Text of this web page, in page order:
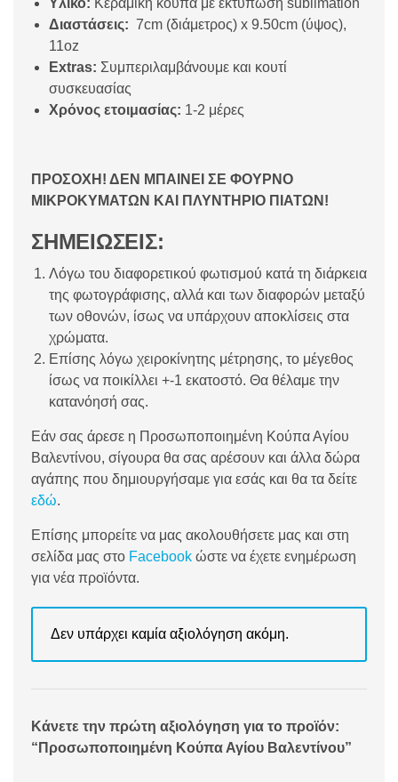
Υλικό: Κεραμική κούπα με εκτύπωση sublimation
Διαστάσεις: 7cm (διάμετρος) x 9.50cm (ύψος),
11oz
Extras: Συμπεριλαμβάνουμε και κουτί
συσκευασίας
Χρόνος ετοιμασίας: 1-2 μέρες
ΠΡΟΣΟΧΗ! ΔΕΝ ΜΠΑΙΝΕΙ ΣΕ ΦΟΥΡΝΟ
ΜΙΚΡΟΚΥΜΑΤΩΝ ΚΑΙ ΠΛΥΝΤΗΡΙΟ ΠΙΑΤΩΝ!
ΣΗΜΕΙΩΣΕΙΣ:
Λόγω του διαφορετικού φωτισμού κατά τη διάρκεια
της φωτογράφισης, αλλά και των διαφορών μεταξύ
των οθονών, ίσως να υπάρχουν αποκλίσεις στα
χρώματα.
Επίσης λόγω χειροκίνητης μέτρησης, το μέγεθος
ίσως να ποικίλλει +-1 εκατοστό. Θα θέλαμε την
κατανόησή σας.
Εάν σας άρεσε η Προσωποποιημένη Κούπα Αγίου
Βαλεντίνου, σίγουρα θα σας αρέσουν και άλλα δώρα
αγάπης που δημιουργήσαμε για εσάς και θα τα δείτε
εδώ.
Επίσης μπορείτε να μας ακολουθήσετε μας και στη
σελίδα μας στο Facebook ώστε να έχετε ενημέρωση
για νέα προϊόντα.
Δεν υπάρχει καμία αξιολόγηση ακόμη.
Κάνετε την πρώτη αξιολόγηση για το προϊόν:
“Προσωποποιημένη Κούπα Αγίου Βαλεντίνου”